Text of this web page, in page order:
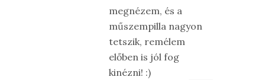
megnézem, és a
műszempilla nagyon
tetszik, remélem
előben is jól fog
kinézni! :)